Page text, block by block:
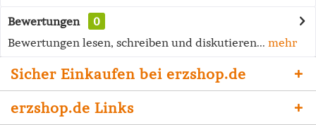
Bewertungen
0
Bewertungen lesen, schreiben und diskutieren... mehr
Sicher Einkaufen bei erzshop.de
erzshop.de Links